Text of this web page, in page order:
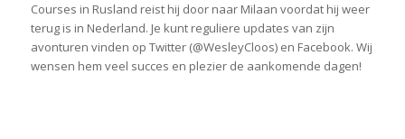
Courses in Rusland reist hij door naar Milaan voordat hij weer
terug is in Nederland. Je kunt reguliere updates van zijn
avonturen vinden op Twitter (@WesleyCloos) en Facebook. Wij
wensen hem veel succes en plezier de aankomende dagen!